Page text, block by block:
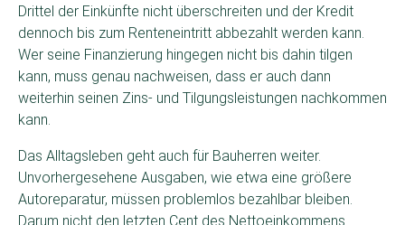
Drittel der Einkünfte nicht überschreiten und der Kredit
dennoch bis zum Renteneintritt abbezahlt werden kann.
Wer seine Finanzierung hingegen nicht bis dahin tilgen
kann, muss genau nachweisen, dass er auch dann
weiterhin seinen Zins- und Tilgungsleistungen nachkommen
kann.
Das Alltagsleben geht auch für Bauherren weiter.
Unvorhergesehene Ausgaben, wie etwa eine größere
Autoreparatur, müssen problemlos bezahlbar bleiben.
Darum nicht den letzten Cent des Nettoeinkommens